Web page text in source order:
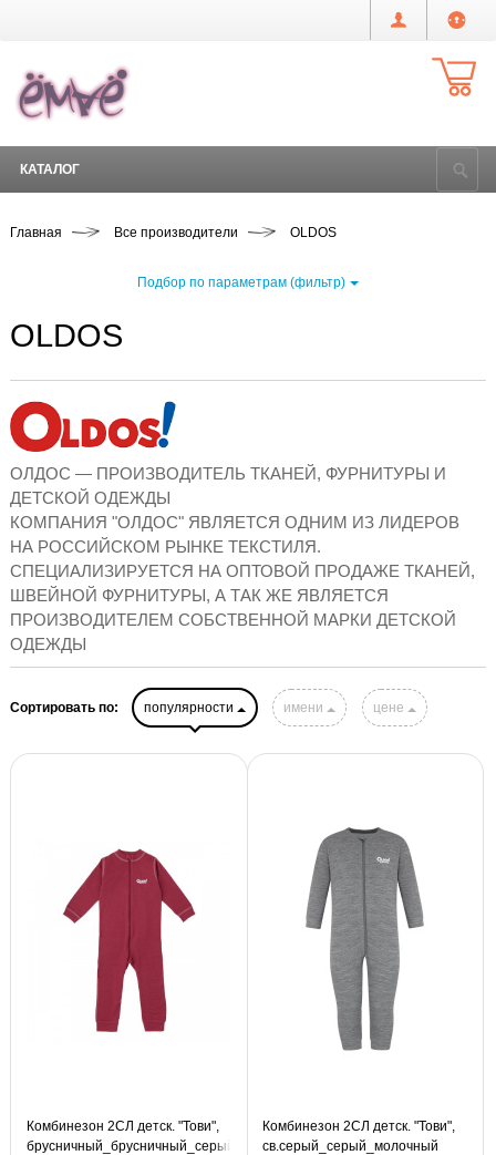
КАТАЛОГ
Главная Все производители OLDOS
Подбор по параметрам (фильтр)
OLDOS
ОЛДОС — ПРОИЗВОДИТЕЛЬ ТКАНЕЙ, ФУРНИТУРЫ И
ДЕТСКОЙ ОДЕЖДЫ
КОМПАНИЯ "ОЛДОС" ЯВЛЯЕТСЯ ОДНИМ ИЗ ЛИДЕРОВ
НА РОССИЙСКОМ РЫНКЕ ТЕКСТИЛЯ.
СПЕЦИАЛИЗИРУЕТСЯ НА ОПТОВОЙ ПРОДАЖЕ ТКАНЕЙ,
ШВЕЙНОЙ ФУРНИТУРЫ, А ТАК ЖЕ ЯВЛЯЕТСЯ
ПРОИЗВОДИТЕЛЕМ СОБСТВЕННОЙ МАРКИ ДЕТСКОЙ
ОДЕЖДЫ
Сортировать по: популярности имени цене
Комбинезон 2СЛ детск. "Тови",
брусничный_брусничный_серый
Комбинезон 2СЛ детск. "Тови",
св.серый_серый_молочный